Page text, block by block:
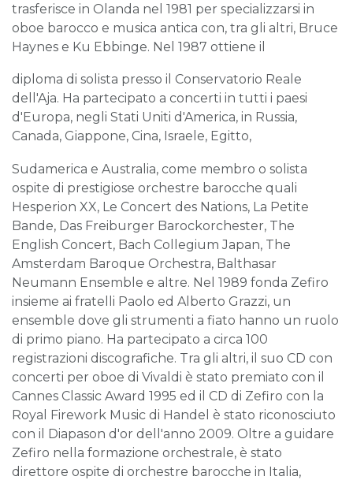
trasferisce in Olanda nel 1981 per specializzarsi in
oboe barocco e musica antica con, tra gli altri, Bruce
Haynes e Ku Ebbinge. Nel 1987 ottiene il
diploma di solista presso il Conservatorio Reale
dell'Aja. Ha partecipato a concerti in tutti i paesi
d'Europa, negli Stati Uniti d'America, in Russia,
Canada, Giappone, Cina, Israele, Egitto,
Sudamerica e Australia, come membro o solista
ospite di prestigiose orchestre barocche quali
Hesperion XX, Le Concert des Nations, La Petite
Bande, Das Freiburger Barockorchester, The
English Concert, Bach Collegium Japan, The
Amsterdam Baroque Orchestra, Balthasar
Neumann Ensemble e altre. Nel 1989 fonda Zefiro
insieme ai fratelli Paolo ed Alberto Grazzi, un
ensemble dove gli strumenti a fiato hanno un ruolo
di primo piano. Ha partecipato a circa 100
registrazioni discografiche. Tra gli altri, il suo CD con
concerti per oboe di Vivaldi è stato premiato con il
Cannes Classic Award 1995 ed il CD di Zefiro con la
Royal Firework Music di Handel è stato riconosciuto
con il Diapason d'or dell'anno 2009. Oltre a guidare
Zefiro nella formazione orchestrale, è stato
direttore ospite di orchestre barocche in Italia,